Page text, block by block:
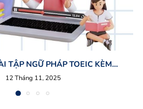
TẬP NGỮ PHÁP TOEIC KÈM...
12 Tháng 11, 2025